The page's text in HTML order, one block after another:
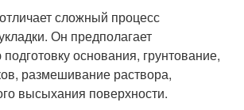
сложный процесс
Он предполагает
основания, грунтование,
размешивание раствора,
высыхания поверхности.